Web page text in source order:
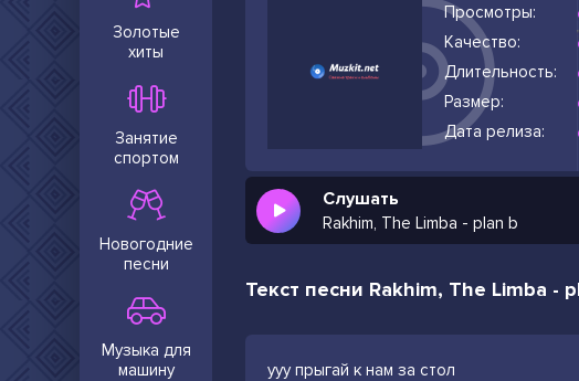
Золотые
хиты
Занятие
спортом
Новогодние
песни
Музыка для
машину
Просмотры:
Качество:
Длительность:
Размер:
Дата релиза:
Слушать
Rakhim, The Limba - plan b
Текст песни Rakhim, The Limba -
ууу прыгай к нам за стол